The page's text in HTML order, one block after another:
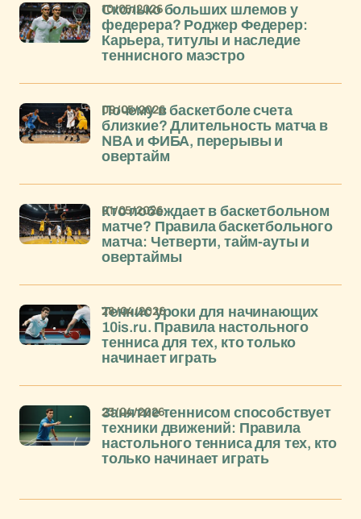
Сколько больших шлемов у
федерера? Роджер Федерер:
Карьера, титулы и наследие
теннисного маэстро
10/05/2026
Почему в баскетболе счета
близкие? Длительность матча в
NBA и ФИБА, перерывы и
овертайм
09/05/2026
Кто побеждает в баскетбольном
матче? Правила баскетбольного
матча: Четверти, тайм-ауты и
овертаймы
01/05/2026
Теннис уроки для начинающих
10is.ru. Правила настольного
тенниса для тех, кто только
начинает играть
28/04/2026
Занятие теннисом способствует
техники движений: Правила
настольного тенниса для тех, кто
только начинает играть
23/04/2026